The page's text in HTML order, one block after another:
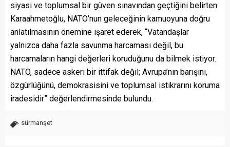
siyasi ve toplumsal bir güven sınavından geçtiğini belirten
Karaahmetoğlu, NATO’nun geleceğinin kamuoyuna doğru
anlatılmasının önemine işaret ederek, “Vatandaşlar
yalnızca daha fazla savunma harcaması değil, bu
harcamaların hangi değerleri koruduğunu da bilmek istiyor.
NATO, sadece askeri bir ittifak değil; Avrupa’nın barışını,
özgürlüğünü, demokrasisini ve toplumsal istikrarını koruma
iradesidir” değerlendirmesinde bulundu.
sürmanşet